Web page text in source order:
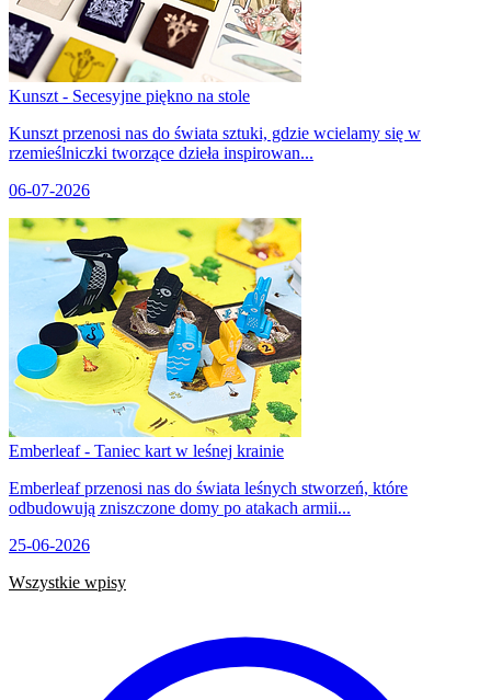
Kunszt - Secesyjne piękno na stole
Kunszt przenosi nas do świata sztuki, gdzie wcielamy się w
rzemieślniczki tworzące dzieła inspirowan...
06-07-2026
Emberleaf - Taniec kart w leśnej krainie
Emberleaf przenosi nas do świata leśnych stworzeń, które
odbudowują zniszczone domy po atakach armii...
25-06-2026
Wszystkie wpisy